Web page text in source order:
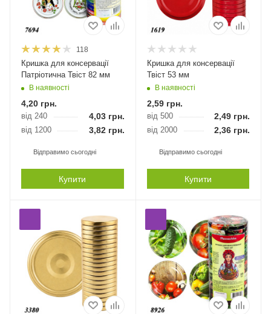
118
Кришка для консервації
Патріотична Твіст 82 мм
В наявності
4,20 грн.
від 240 4,03грн.
від 1200 3,82грн.
Відправимо сьогодні
Купити
Кришка для консервації
Твіст 53 мм
В наявності
2,59грн.
від 500 2,49 грн.
від 2000 2,36 грн.
Відправимо сьогодні
Купити